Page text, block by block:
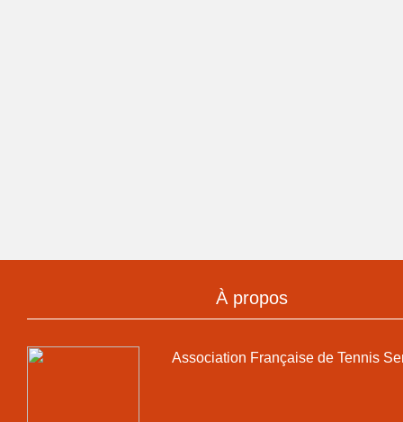
À propos
Association Française de Tennis